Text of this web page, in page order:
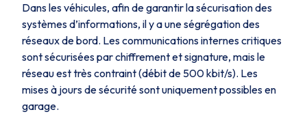
Dans les véhicules, afin de garantir la sécurisation des
systèmes d’informations, il y a une ségrégation des
réseaux de bord. Les communications internes critiques
sont sécurisées par chiffrement et signature, mais le
réseau est très contraint (débit de 500 kbit/s). Les
mises à jours de sécurité sont uniquement possibles en
garage.